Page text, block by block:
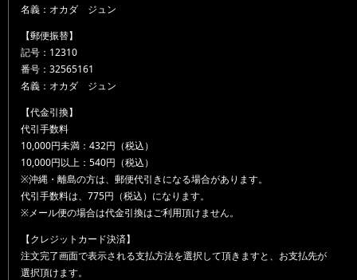
名義：オカダ ジュン
【郵便振替】
記号：12310
番号：32565161
名義：オカダ ジュン
【代金引換】
代引手数料
10,000円未満：432円（税込）
10,000円以上：540円（税込）
※沖縄・離島の方は、郵便代引きになる場合があります。
代引手数料は、775円（税込）になります。
※メール便の場合は代金引換はご利用頂けません。
【クレジットカード決済】
注文完了画面で表示される支払方法を選択して頂きますと、お支払先が
選択頂けます。